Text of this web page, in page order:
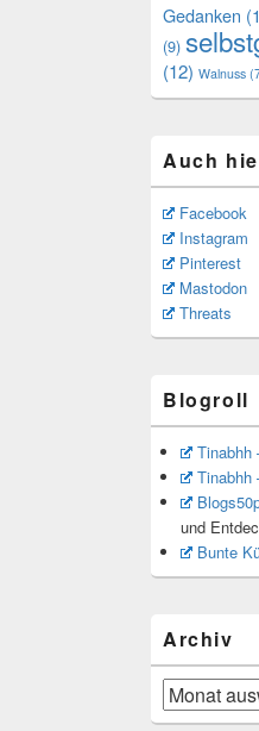
Gedanken
(9)
(12) Walnuss
Auch
Facebook
Instagram
Pinterest
Mastodon
Threats
Blogroll
Tinabhh
Tinabhh
und
Bunte
Archiv
Archiv